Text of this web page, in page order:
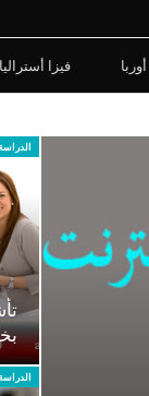
فيزا أستراليا